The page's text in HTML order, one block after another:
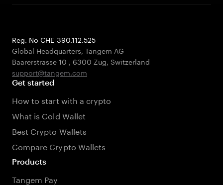
Reg. No CHE-390.112.525
Global Headquarters, Tangem AG
Baarerstrasse 10 , 6300 Zug, Switzerland
support@tangem.com
Get started
How to start with a crypto
What is Cold Wallet
Best Crypto Wallets
Compare Crypto Wallets
Products
Tangem Pay